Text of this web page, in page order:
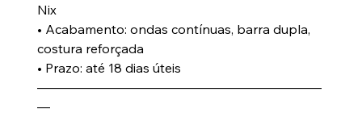
Nix
• Acabamento: ondas contínuas, barra dupla,
costura reforçada
• Prazo: até 18 dias úteis
——————————————————————
—